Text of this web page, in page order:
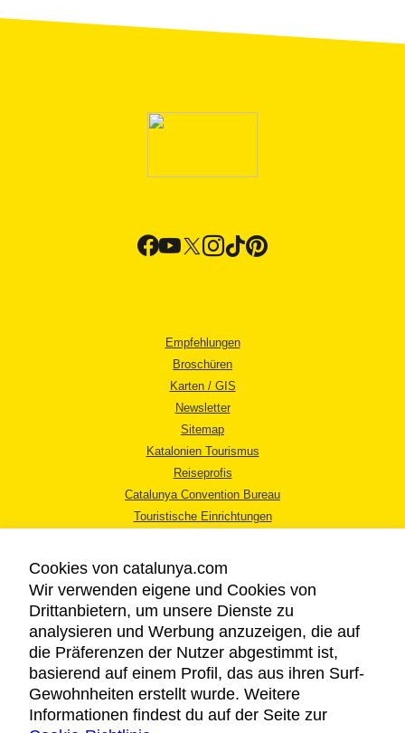
Empfehlungen
Broschüren
Karten / GIS
Newsletter
Sitemap
Katalonien Tourismus
Reiseprofis
Catalunya Convention Bureau
Touristische Einrichtungen
RECHTLICHER HINWEIS
DATENSCHUTZICHTLINIE
COOKIES
Cookies von catalunya.com
Wir verwenden eigene und Cookies von
Drittanbietern, um unsere Dienste zu
analysieren und Werbung anzuzeigen, die auf
die Präferenzen der Nutzer abgestimmt ist,
basierend auf einem Profil, das aus ihren Surf-
Gewohnheiten erstellt wurde. Weitere
Informationen findest du auf der Seite zur